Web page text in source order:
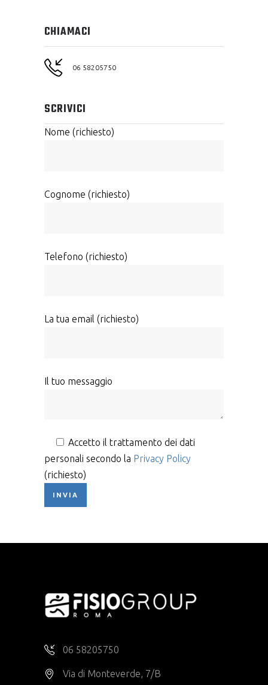
CHIAMACI
06 58205750
SCRIVICI
Nome (richiesto)
Cognome (richiesto)
Telefono (richiesto)
La tua email (richiesto)
Il tuo messaggio
Accetto il trattamento dei dati
personali secondo la Privacy Policy
(richiesto)
06 58205750
Via di Monteverde, 7/B